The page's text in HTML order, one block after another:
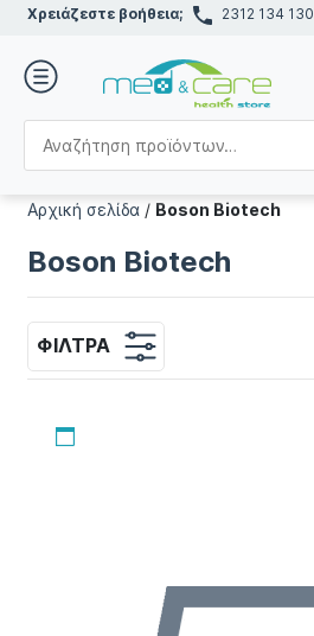
Χρειάζεστε βοήθεια; 2312 134 130
Αρχική σελίδα / Boson Biotech
Boson Biotech
ΦΊΛΤΡΑ